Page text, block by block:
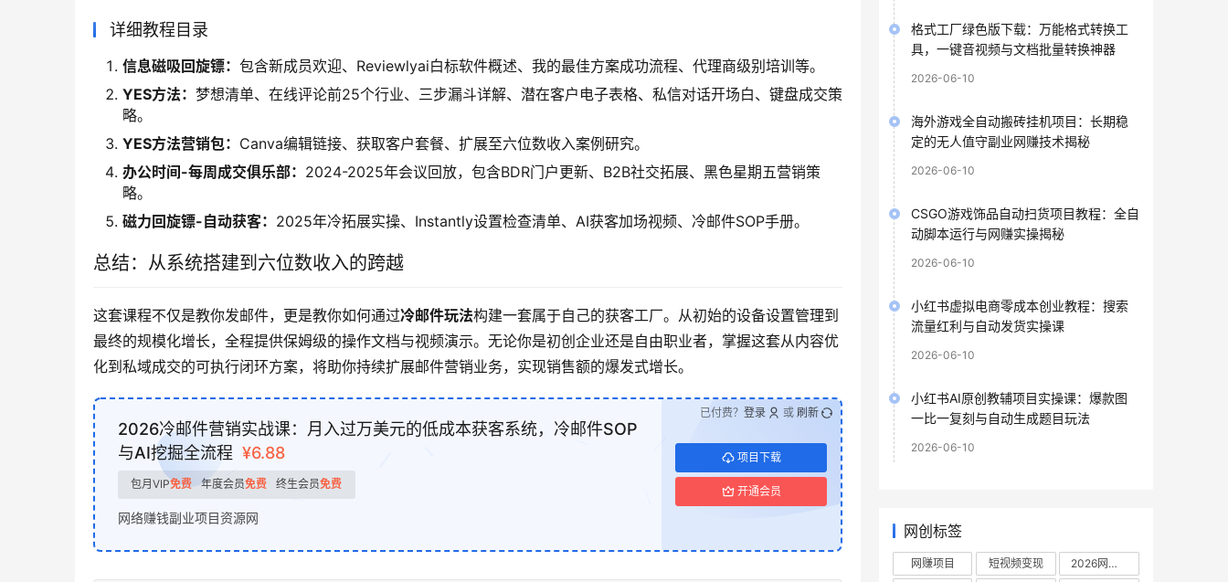
详细教程目录
信息磁吸回旋镖： 包含新成员欢迎、Reviewlyai白标软件概述、我的最佳方案成功流程、代理商级别培训等。
YES方法： 梦想清单、在线评论前25个行业、三步漏斗详解、潜在客户电子表格、私信对话开场白、键盘成交策
略。
YES方法营销包： Canva编辑链接、获取客户套餐、扩展至六位数收入案例研究。
办公时间-每周成交俱乐部： 2024-2025年会议回放，包含BDR门户更新、B2B社交拓展、黑色星期五营销策
略。
磁力回旋镖-自动获客： 2025年冷拓展实操、Instantly设置检查清单、AI获客加场视频、冷邮件SOP手册。
总结：从系统搭建到六位数收入的跨越
这套课程不仅是教你发邮件，更是教你如何通过冷邮件玩法构建一套属于自己的获客工厂。从初始的设备设置管理到
最终的规模化增长，全程提供保姆级的操作文档与视频演示。无论你是初创企业还是自由职业者，掌握这套从内容优
化到私域成交的可执行闭环方案，将助你持续扩展邮件营销业务，实现销售额的爆发式增长。
2026冷邮件营销实战课：月入过万美元的低成本获客系统，冷邮件SOP
与AI挖掘全流程 ¥6.88
包月VIP免费 年度会员免费 终生会员免费
网络赚钱副业项目资源网
项目下载
开通会员
已付费？ 登录 或 刷新
格式工厂绿色版下载：万能格式转换工
具，一键音视频与文档批量转换神器
2026-06-10
海外游戏全自动搬砖挂机项目：长期稳
定的无人值守副业网赚技术揭秘
2026-06-10
CSGO游戏饰品自动扫货项目教程：全自
动脚本运行与网赚实操揭秘
2026-06-10
小红书虚拟电商零成本创业教程：搜索
流量红利与自动发货实操课
2026-06-10
小红书AI原创教辅项目实操课：爆款图
一比一复刻与自动生成题目玩法
2026-06-10
网创标签
网赚项目 短视频变现
2026网赚项目